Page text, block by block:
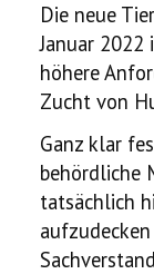
Die neue
Januar
höhere
Zucht von
Ganz klar
behördliche
tatsächlich